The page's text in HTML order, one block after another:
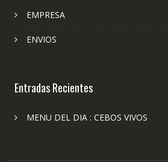
EMPRESA
ENVIOS
Entradas Recientes
MENU DEL DIA : CEBOS VIVOS